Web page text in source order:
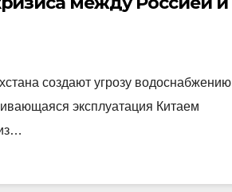
создают угрозу водоснабжению
эксплуатация Китаем